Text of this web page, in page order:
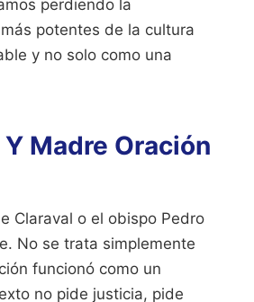
perdiendo la
potentes de la cultura
y no solo como una
Madre Oración
Claraval o el obispo Pedro
No se trata simplemente
funcionó como un
no pide justicia, pide